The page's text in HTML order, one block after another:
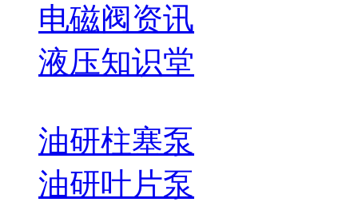
电磁阀资讯
液压知识堂
油研柱塞泵
油研叶片泵